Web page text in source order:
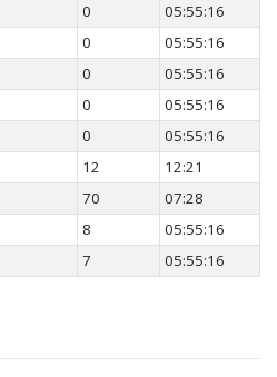
0
05:55:16
0
05:55:16
0
05:55:16
0
05:55:16
0
05:55:16
12
12:21
70
07:28
8
05:55:16
7 05:55:16